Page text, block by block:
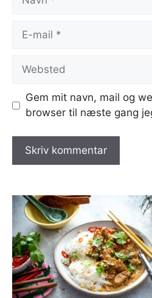
Websted
Gem mit navn, mail og
browser til næste gang